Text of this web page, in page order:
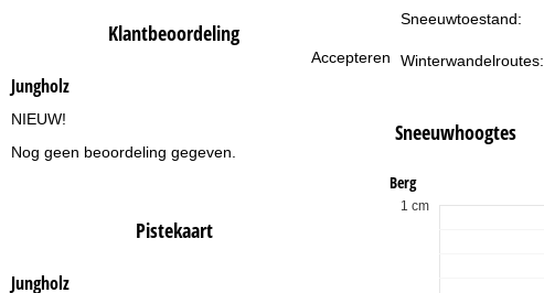
Accepteren
Klantbeoordeling
Jungholz
NIEUW!
Nog geen beoordeling gegeven.
Pistekaart
Jungholz
n
a
Sneeuwtoestand:
Winterwandelroutes:
Sneeuwhoogtes
Berg
1 cm